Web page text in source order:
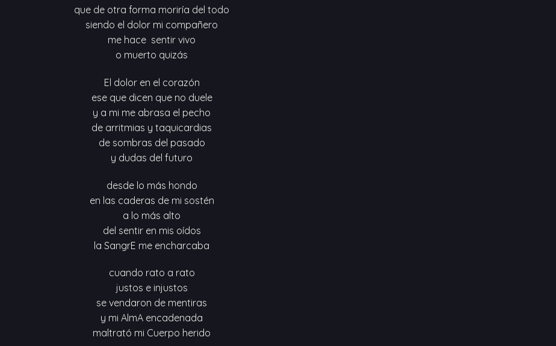
que de otra forma moriría del todo
siendo el dolor mi compañero
me hace sentir vivo
o muerto quizás
El dolor en el corazón
ese que dicen que no duele
y a mi me abrasa el pecho
de arritmias y taquicardias
de sombras del pasado
y dudas del futuro
desde lo más hondo
en las caderas de mi sostén
a lo más alto
del sentir en mis oídos
la SangrE me encharcaba
cuando rato a rato
justos e injustos
se vendaron de mentiras
y mi AlmA encadenada
maltrató mi Cuerpo herido